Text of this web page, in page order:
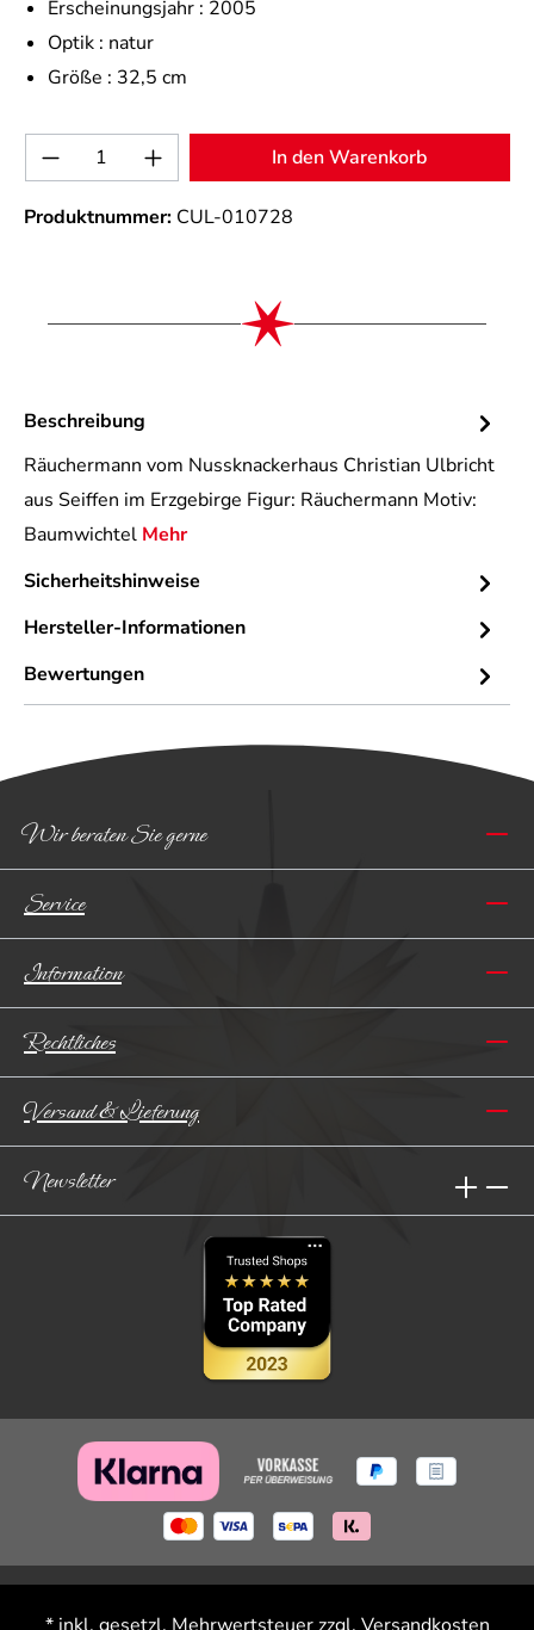
Erscheinungsjahr : 2005
Optik : natur
Größe : 32,5 cm
Produkt Anzahl: Gib den gewünschten
In den Warenkorb
Produktnummer: CUL-010728
Beschreibung
Räuchermann vom Nussknackerhaus Christian Ulbricht
aus Seiffen im Erzgebirge Figur: Räuchermann Motiv:
Baumwichtel Mehr
Sicherheitshinweise
Hersteller-Informationen
Bewertungen
Wir beraten Sie gerne
Service
Information
Rechtliches
Versand & Lieferung
Newsletter